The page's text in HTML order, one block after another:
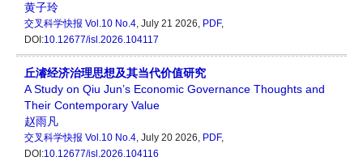
黄子玲
交叉科学快报 Vol.10 No.4, July 21 2026, PDF,
DOI:10.12677/isl.2026.104117
丘濬经济治理思想及其当代价值研究
A Study on Qiu Jun’s Economic Governance Thoughts and
Their Contemporary Value
赵雨凡
交叉科学快报 Vol.10 No.4, July 20 2026, PDF,
DOI:10.12677/isl.2026.104116